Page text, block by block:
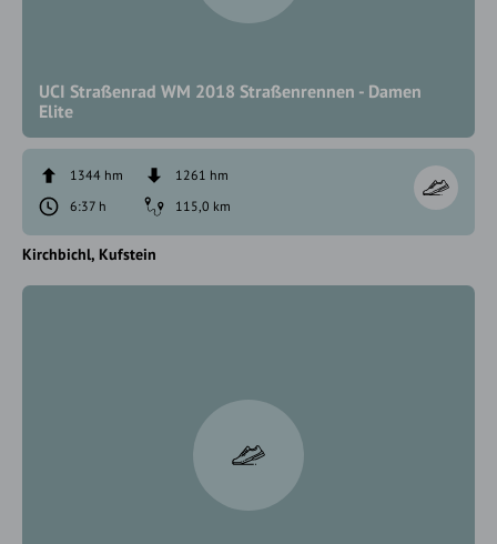
UCI Straßenrad WM 2018 Straßenrennen - Damen
Elite
1344 hm
1261 hm
6:37 h
115,0 km
Kirchbichl Kufstein